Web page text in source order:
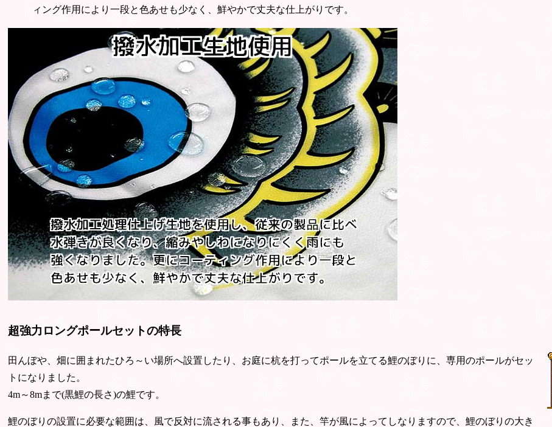
ィング作用により一段と色あせも少なく、鮮やかで丈夫な仕上がりです。
超強力ロングポールセットの特長
田んぼや、畑に囲まれたひろ～い場所へ設置したり、お庭に杭を打ってポールを立てる鯉のぼりに、専用のポールがセッ
トになりました。
4m～8mまで(黒鯉の長さ)の鯉です。
鯉のぼりの設置に必要な範囲は、風で反対に流される事もあり、また、竿が風によってしなりますので、鯉のぼりの大き